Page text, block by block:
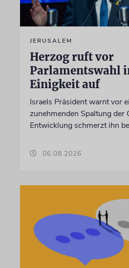
JERUSALEM
Herzog ruft vor
Parlamentswahl
Einigkeit auf
Israels Präsident warnt vor
zunehmenden Spaltung der
Entwicklung schmerzt ihn
06.08.2026